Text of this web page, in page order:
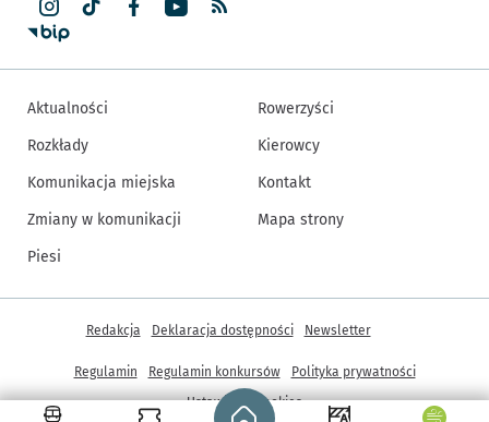
Strona główna - wroclaw.pl
Aktualności
Rozkłady
Komunikacja miejska
Zmiany w komunikacji
Piesi
Rowerzyści
Kierowcy
Kontakt
Mapa strony
Inne informacje
Redakcja Deklaracja dostępności Newsletter
Regulamin Regulamin konkursów
Polityka prywatności
Ustawienia cookies